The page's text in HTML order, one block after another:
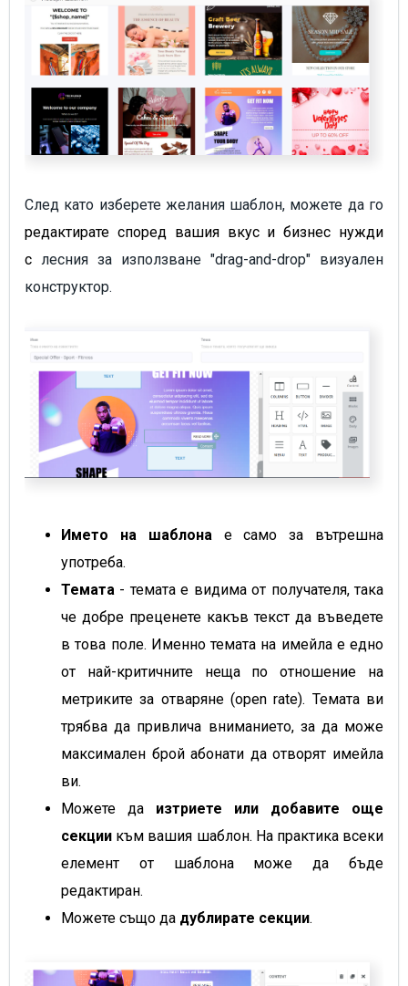
След като изберете желания шаблон, можете да го
редактирате според вашия вкус и бизнес нужди
с лесния за използване "drag-and-drop" визуален
конструктор.
Името на шаблонае само за вътрешна
употреба.
Темата - темата е видима от получателя, така
че добре преценете какъв текст да въведете
в това поле. Именно темата на имейла е едно
от най-критичните неща по отношение на
метриките за отваряне (open rate). Темата ви
трябва да привлича вниманието, за да може
максимален брой абонати да отворят имейла
ви.
Можете да изтриете или добавите още
секции към вашия шаблон. На практика всеки
елемент от шаблона може да бъде
редактиран.
Можете също да дублирате секции.